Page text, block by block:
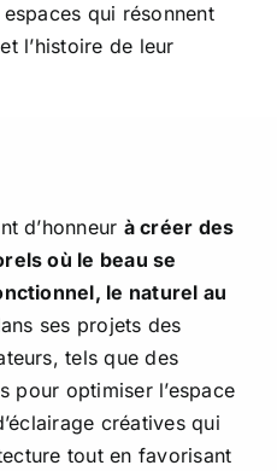
qui résonnent
l’histoire de leur
d’honneur à créer des
où le beau se
le naturel au
ses projets des
tels que des
pour optimiser l’espace
créatives qui
tout en favorisant